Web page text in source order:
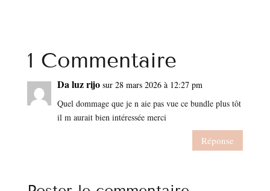
1 Commentaire
Da luz rijo sur 28 mars 2026 à 12:27 pm
Quel dommage que je n aie pas vue ce bundle plus tôt
il m aurait bien intéressée merci
Réponse